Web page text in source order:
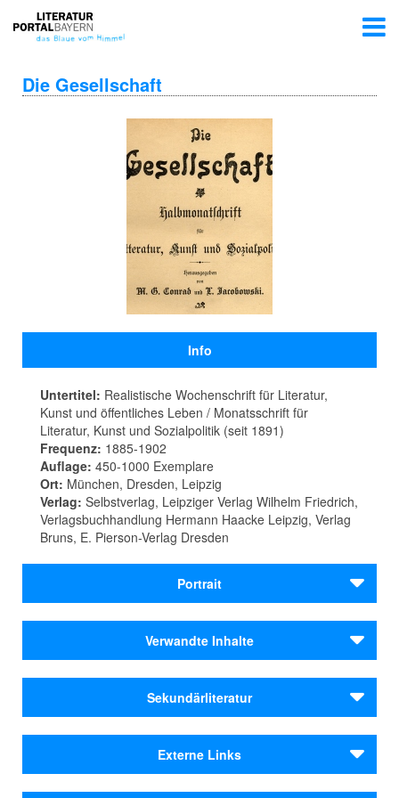
Die Gesellschaft
Info
Untertitel: Realistische Wochenschrift für Literatur,
Kunst und öffentliches Leben / Monatsschrift für
Literatur, Kunst und Sozialpolitik (seit 1891)
Frequenz: 1885-1902
Auflage: 450-1000 Exemplare
Ort: München, Dresden, Leipzig
Verlag: Selbstverlag, Leipziger Verlag Wilhelm Friedrich,
Verlagsbuchhandlung Hermann Haacke Leipzig, Verlag
Bruns, E. Pierson-Verlag Dresden
Portrait
Die Gesellschaft
Realistische Wochenschrift für
Literatur, Kunst und öffentliches
Leben / Monatsschrift für Literatur,
Kunst und Sozialpolitik (seit 1891)
Verwandte Inhalte
Bierbaum, Otto Julius
Conrad, Michael Georg
Croissant-Rust, Anna
Heyse, Paul
Sekundärliteratur
Auseinandersetzung mit der Zeitschrift der frühen
Externe Links